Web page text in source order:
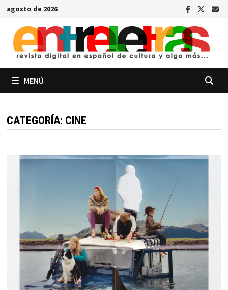
Saltar
contenido
agosto de 2026
MENÚ
CATEGORÍA: CINE